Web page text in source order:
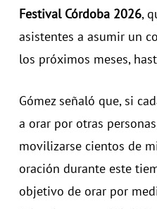
Festival Córdoba 2026,
asistentes a asumir un
los próximos meses,
Gómez señaló que, si
a orar por otras
movilizarse cientos de
oración durante este
objetivo de orar por